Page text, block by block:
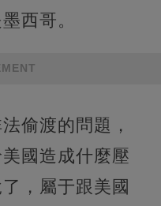
西哥。
偷渡的問題，
國造成什麼壓
，屬于跟美國